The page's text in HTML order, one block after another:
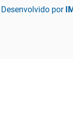
Desenvolvido por